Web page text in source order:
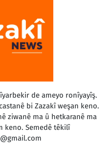
de ameyo ronîyayîş.
bi Zazakî weşan keno.
ziwanê ma û hetkaranê ma
keno. Semedê têkilî